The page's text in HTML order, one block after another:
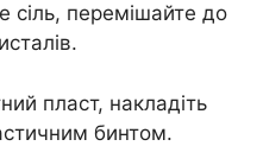
сіль, перемішайте до
пласт, накладіть
бинтом.